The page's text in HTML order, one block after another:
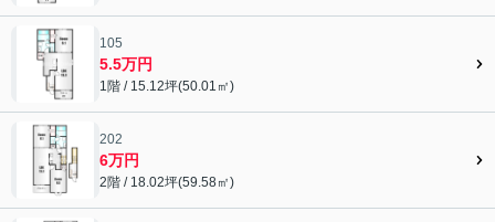
105
5.5万円
1階 / 15.12坪(50.01㎡)
202
6万円
2階 / 18.02坪(59.58㎡)